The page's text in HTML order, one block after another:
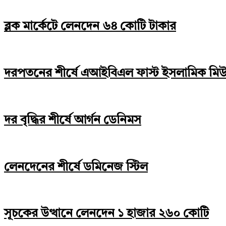
ব্লক মার্কেটে লেনদেন ৬৪ কোটি টাকার
দরপতনের শীর্ষে এআইবিএল ফাস্ট ইসলামিক
দর বৃদ্ধির শীর্ষে আর্গন ডেনিমস
লেনদেনের শীর্ষে ডমিনেজ স্টিল
সূচকের উত্থানে লেনদেন ১ হাজার ২৬০ কোটি